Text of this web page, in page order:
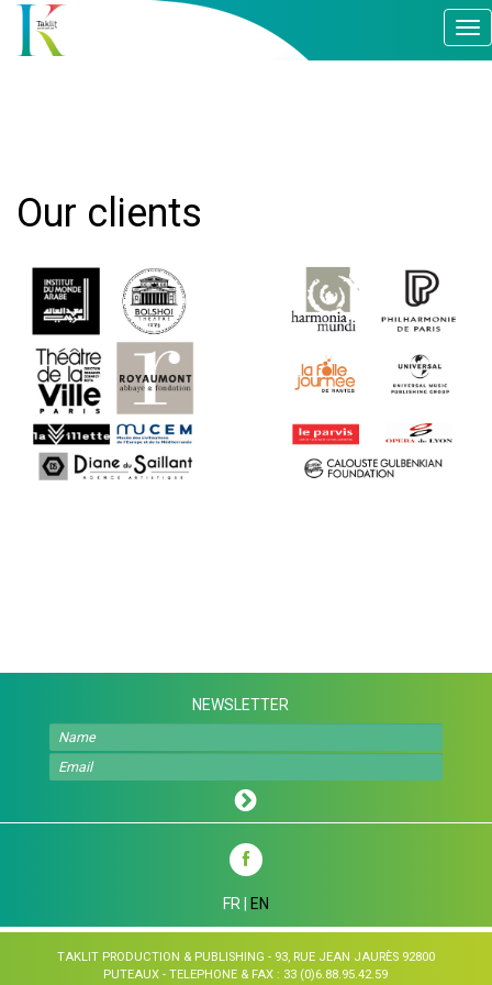
Our clients
NEWSLETTER
FR EN
TAKLIT PRODUCTION & PUBLISHING - 93, RUE JEAN JAURÈS 92800
PUTEAUX - TELEPHONE & FAX : 33 (0)6.88.95.42.59